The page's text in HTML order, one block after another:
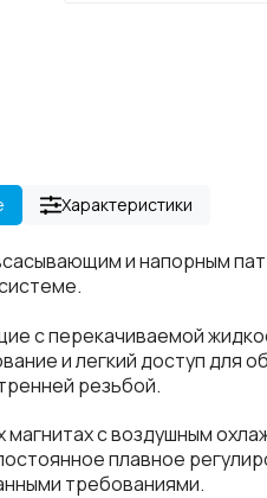
Характеристики
и напорным
с перекачиваемой
и легкий доступ
резьбой.
с воздушным
плавное
требованиями.